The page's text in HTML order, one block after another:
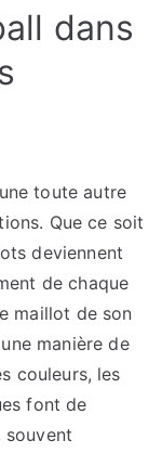
dans
toute autre
Que ce soit
deviennent
de chaque
maillot de son
manière de
couleurs, les
font de
souvent